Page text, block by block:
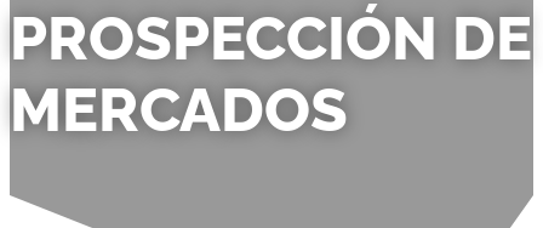
PROSPECCIÓN DE
MERCADOS